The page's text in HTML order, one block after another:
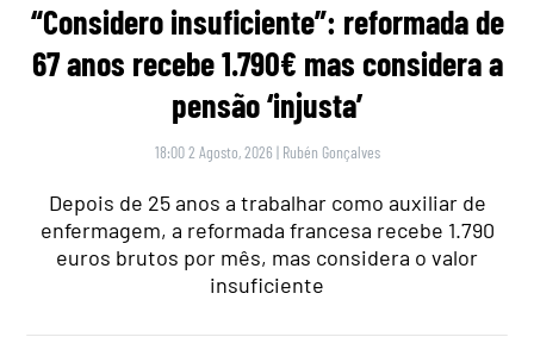
“Considero insuficiente”: reformada de
67 anos recebe 1.790€ mas considera a
pensão ‘injusta’
18:00 2 Agosto, 2026 | Rubén Gonçalves
Depois de 25 anos a trabalhar como auxiliar de
enfermagem, a reformada francesa recebe 1.790
euros brutos por mês, mas considera o valor
insuficiente